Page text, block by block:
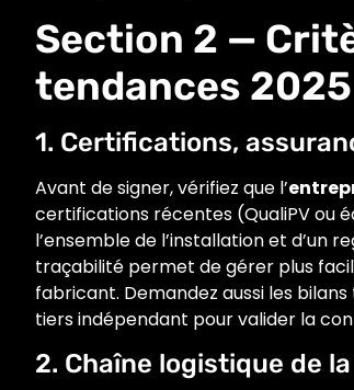
Section 2 —
tendances
1. Certifications,
Avant de signer, vérifiez que l’
certifications récentes (QualiPV ou
l’ensemble de l’installation et d’un
traçabilité permet de gérer plus
fabricant. Demandez aussi les
tiers indépendant pour valider la
2. Chaîne logistique de